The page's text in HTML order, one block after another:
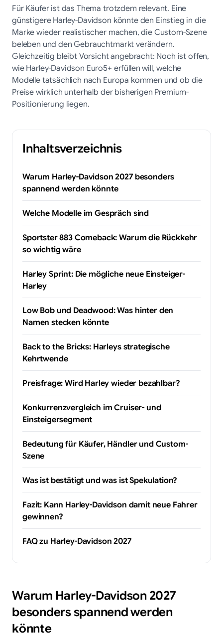
Für Käufer ist das Thema trotzdem relevant. Eine
günstigere Harley-Davidson könnte den Einstieg in die
Marke wieder realistischer machen, die Custom-Szene
beleben und den Gebrauchtmarkt verändern.
Gleichzeitig bleibt Vorsicht angebracht: Noch ist offen,
wie Harley-Davidson Euro5+ erfüllen will, welche
Modelle tatsächlich nach Europa kommen und ob die
Preise wirklich unterhalb der bisherigen Premium-
Positionierung liegen.
Inhaltsverzeichnis
Warum Harley-Davidson 2027 besonders
spannend werden könnte
Welche Modelle im Gespräch sind
Sportster 883 Comeback: Warum die Rückkehr
so wichtig wäre
Harley Sprint: Die mögliche neue Einsteiger-
Harley
Low Bob und Deadwood: Was hinter den
Namen stecken könnte
Back to the Bricks: Harleys strategische
Kehrtwende
Preisfrage: Wird Harley wieder bezahlbar?
Konkurrenzvergleich im Cruiser- und
Einsteigersegment
Bedeutung für Käufer, Händler und Custom-
Szene
Was ist bestätigt und was ist Spekulation?
Fazit: Kann Harley-Davidson damit neue Fahrer
gewinnen?
FAQ zu Harley-Davidson 2027
Warum Harley-Davidson 2027
besonders spannend werden
könnte